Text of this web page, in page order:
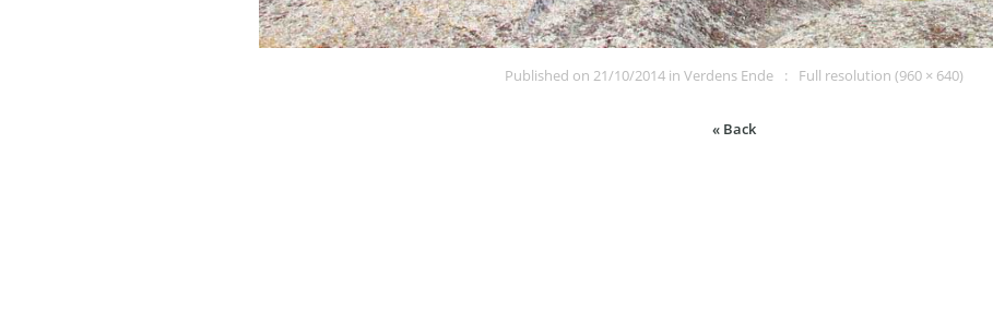
Published on 21/10/2014 in Verdens Ende Full resolution (960 × 640)
« Back